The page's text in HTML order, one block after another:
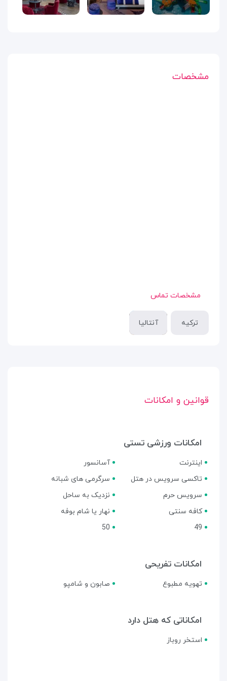
مشخصات
مشخصات تماس
ترکیه آنتالیا
قوانین و امکانات
امکانات ورزشی تستی
اینترنت
آسانسور
تاکسی سرویس در هتل
سرگرمی های شبانه
سرویس حرم
نزدیک به ساحل
کافه سنتی
نهار یا شام بوفه
49
50
امکانات تفریحی
تهویه مطبوع صابون و شامپو
امکاناتی که هتل دارد
استخر روباز